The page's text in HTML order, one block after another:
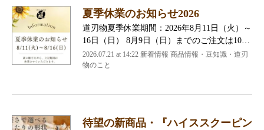
夏季休業のお知らせ2026
道刃物夏季休業期間：2026年8月11日（火）～
16日（日） 8月9日（日）までのご注文は10…
2026.07.21 at 14:22 新着情報 商品情報・豆知識・道刃
物のこと
待望の新商品・『ハイススクーピン